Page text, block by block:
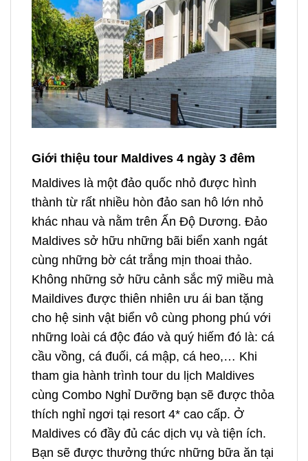
Giới thiệu tour Maldives 4 ngày 3 đêm
Maldives là một đảo quốc nhỏ được hình
thành từ rất nhiều hòn đảo san hô lớn nhỏ
khác nhau và nằm trên Ấn Độ Dương. Đảo
Maldives sở hữu những bãi biển xanh ngát
cùng những bờ cát trắng mịn thoai thảo.
Không những sở hữu cảnh sắc mỹ miều mà
Maildives được thiên nhiên ưu ái ban tặng
cho hệ sinh vật biển vô cùng phong phú với
những loài cá độc đáo và quý hiếm đó là: cá
cầu vồng, cá đuối, cá mập, cá heo,… Khi
tham gia hành trình tour du lịch Maldives
cùng Combo Nghỉ Dưỡng bạn sẽ được thỏa
thích nghỉ ngơi tại resort 4* cao cấp. Ở
Maldives có đầy đủ các dịch vụ và tiện ích.
Bạn sẽ được thưởng thức những bữa ăn tại